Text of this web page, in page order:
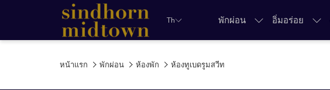
Th พักผ่อน อิ่มอร่อย
หน้าแรก พักผ่อน ห้องพัก ห้องทูเบดรูมสวีท